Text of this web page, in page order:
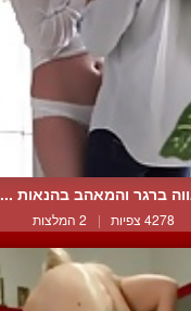
ברגר והמאהב בהנאות ...
4278 צפיות | 2 המלצות